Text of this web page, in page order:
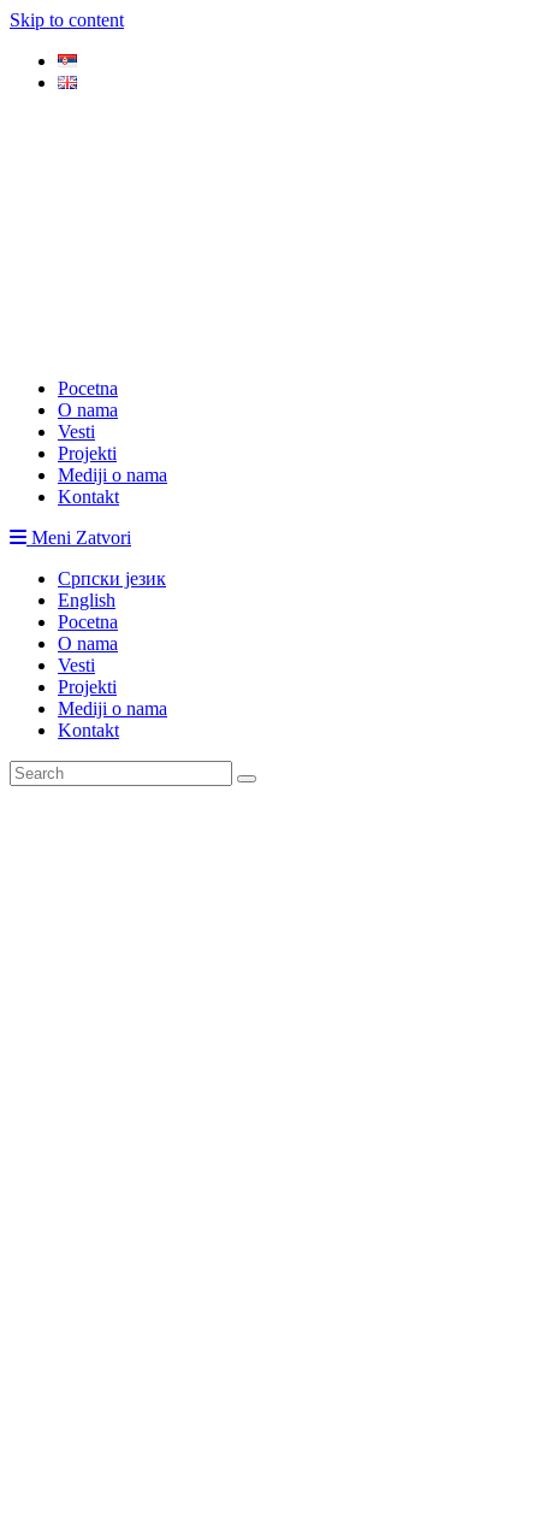
Skip to content
Pocetna
O nama
Vesti
Projekti
Mediji o nama
Kontakt
Meni Zatvori
Српски језик
English
Pocetna
O nama
Vesti
Projekti
Mediji o nama
Kontakt